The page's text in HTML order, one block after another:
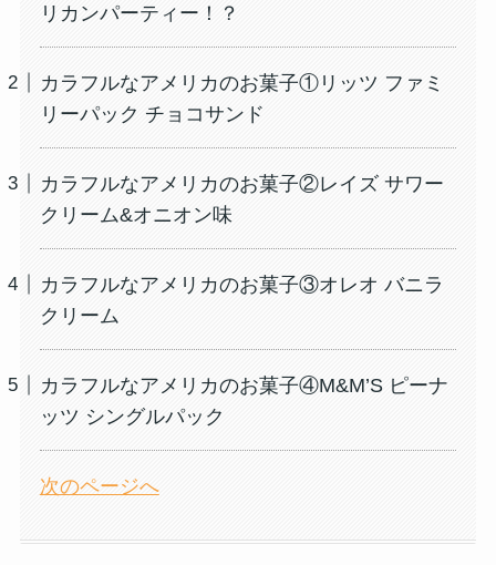
リカンパーティー！？
カラフルなアメリカのお菓子①リッツ ファミ
リーパック チョコサンド
カラフルなアメリカのお菓子②レイズ サワー
クリーム&オニオン味
カラフルなアメリカのお菓子③オレオ バニラ
クリーム
カラフルなアメリカのお菓子④M&M’S ピーナ
ッツ シングルパック
次のページへ